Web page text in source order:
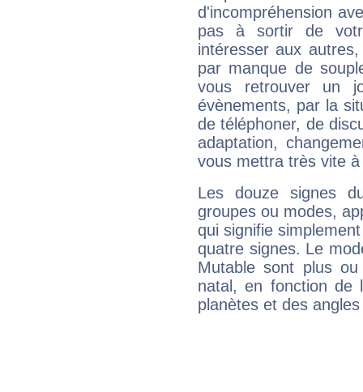
d'incompréhension
pas à sortir de
intéresser aux
par manque de
vous retrouver un
évènements, par la
de téléphoner, de
adaptation,
vous mettra très vite
Les douze signes
groupes ou modes,
qui signifie
quatre signes. Le
Mutable sont plus
natal, en fonction de
planètes et des